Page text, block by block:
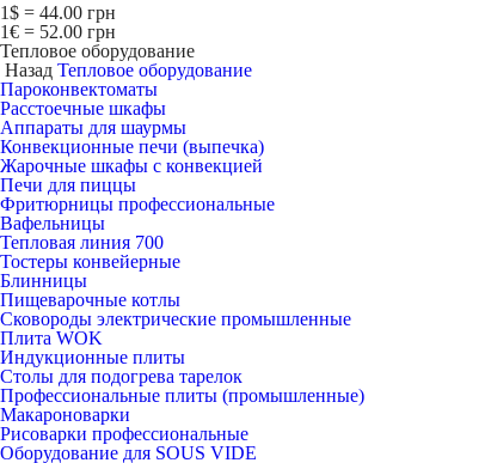
1$ = 44.00 грн
1€ = 52.00 грн
Тепловое оборудование
Назад Тепловое оборудование
Пароконвектоматы
Расcтоечные шкафы
Аппараты для шаурмы
Конвекционные печи (выпечка)
Жарочные шкафы с конвекцией
Печи для пиццы
Фритюрницы профессиональные
Вафельницы
Тепловая линия 700
Тостеры конвейерные
Блинницы
Пищеварочные котлы
Сковороды электрические промышленные
Плита WOK
Индукционные плиты
Столы для подогрева тарелок
Профессиональные плиты (промышленные)
Макароноварки
Рисоварки профессиональные
Оборудование для SOUS VIDE